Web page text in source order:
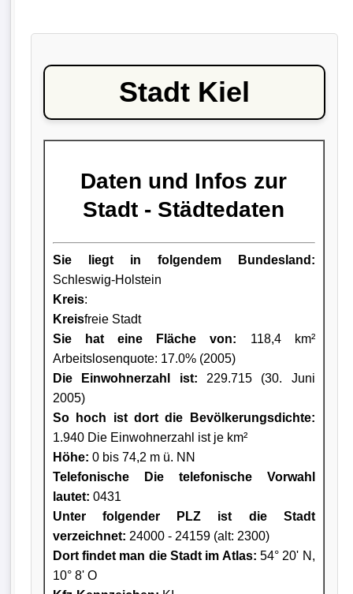
Stadt Kiel
Daten und Infos zur
Stadt - Städtedaten
Sie liegt in folgendem Bundesland:
Schleswig-Holstein
Kreis:
Kreisfreie Stadt
Sie hat eine Fläche von: 118,4 km²
Arbeitslosenquote: 17.0% (2005)
Die Einwohnerzahl ist: 229.715 (30. Juni
2005)
So hoch ist dort die Bevölkerungsdichte:
1.940 Die Einwohnerzahl ist je km²
Höhe: 0 bis 74,2 m ü. NN
Telefonische Die telefonische Vorwahl
lautet: 0431
Unter folgender PLZ ist die Stadt
verzeichnet: 24000 - 24159 (alt: 2300)
Dort findet man die Stadt im Atlas: 54° 20' N,
10° 8' O